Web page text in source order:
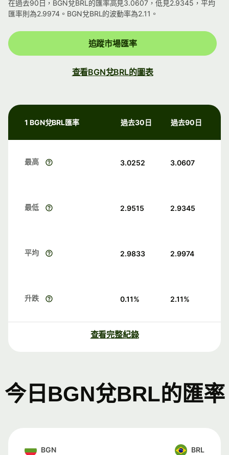
在過去90日，BGN兌BRL的匯率高見3.0607，低見2.9345，平均
匯率則為2.9974。BGN兌BRL的波動率為2.11。
追蹤市場匯率
查看BGN兌BRL的圖表
1 BGN兌BRL匯率 過去30日 過去90日
最高 3.0252 3.0607
最低 2.9515 2.9345
平均 2.9833 2.9974
升跌 0.11% 2.11%
查看完整紀錄
今日BGN兌BRL的匯率
BGN BRL